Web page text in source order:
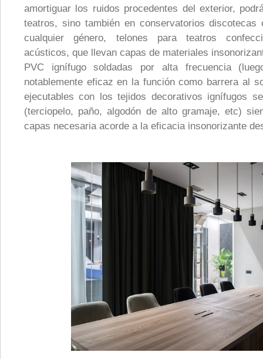
amortiguar los ruidos procedentes del exterior,
teatros, sino también en conservatorios discotecas
cualquier género, telones para teatros
acústicos, que llevan capas de materiales
PVC ignífugo soldadas por alta frecuencia
notablemente eficaz en la función como barrera al
ejecutables con los tejidos decorativos ignífugos
(terciopelo, paño, algodón de alto gramaje, etc)
capas necesaria acorde a la eficacia insonorizante